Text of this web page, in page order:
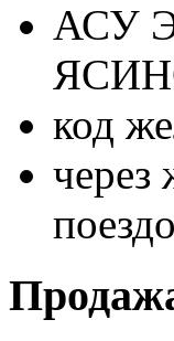
АСУ
код
через